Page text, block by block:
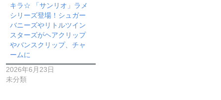
キラ☆ 「サンリオ」ラメ
シリーズ登場！シュガー
バニーズやリトルツイン
スターズがヘアクリップ
やバンスクリップ、チャ
ームに
2026年6月23日
未分類